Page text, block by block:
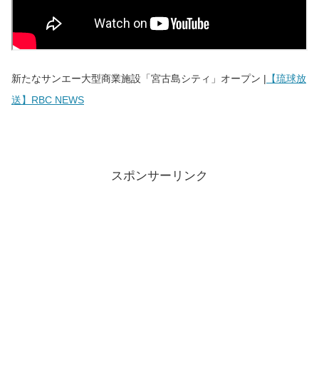
新たなサンエー大型商業施設「宮古島シティ」オープン | 【琉球放
送】RBC NEWS
スポンサーリンク